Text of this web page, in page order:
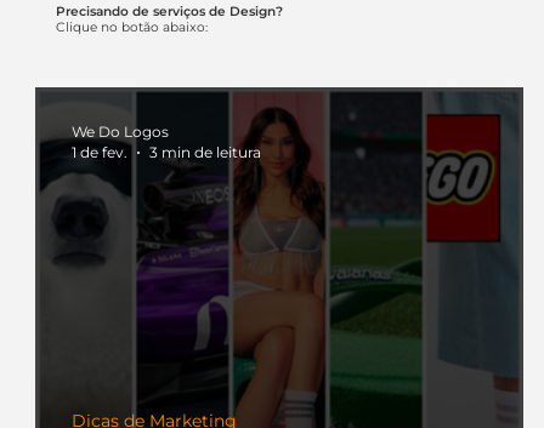
Precisando de serviços de Design?
Clique no botão abaixo:
Dicas de Marketing
We Do Logos
1 de fev.
3 min de leitura